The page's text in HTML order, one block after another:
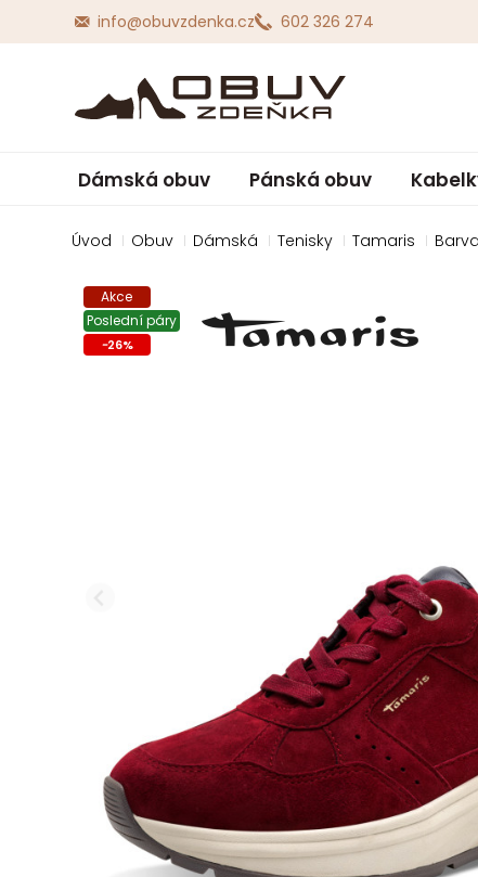
Akce
Poslední páry
-26%
info@obuvzdenka.cz 602 326 274
Úvod Obuv Dámská Tenisky Tamaris
Dámská obuv Pánská obuv